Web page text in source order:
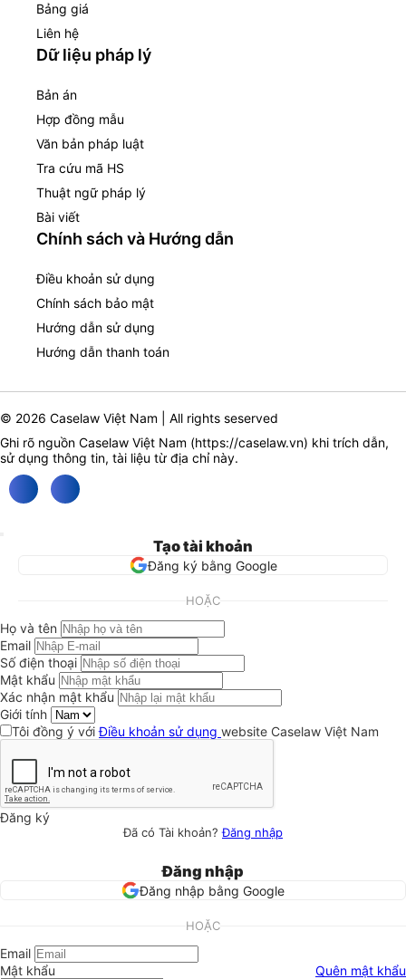
Bảng giá
Liên hệ
Dữ liệu pháp lý
Bản án
Hợp đồng mẫu
Văn bản pháp luật
Tra cứu mã HS
Thuật ngữ pháp lý
Bài viết
Chính sách và Hướng dẫn
Điều khoản sử dụng
Chính sách bảo mật
Hướng dẫn sử dụng
Hướng dẫn thanh toán
© 2026 Caselaw Việt Nam | All rights seserved
Ghi rõ nguồn Caselaw Việt Nam (https://caselaw.vn) khi trích dẫn,
sử dụng thông tin, tài liệu từ địa chỉ này.
Tạo tài khoản
Đăng ký bằng Google
HOẶC
Họ và tên
Email
Số điện thoại
Mật khẩu
Xác nhận mật khẩu
Giới tính
Tôi đồng ý vớiĐiều khoản sử dụng website Caselaw Việt Nam
Đăng ký
Đã có Tài khoản?Đăng nhập
Đăng nhập
Đăng nhập bằng Google
HOẶC
Email
Mật khẩu
Quên mật khẩu